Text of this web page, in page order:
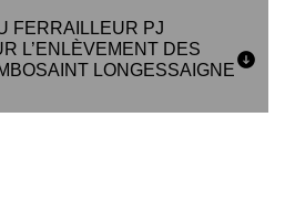
FERRAILLEUR PJ
L’ENLÈVEMENT DES
LONGESSAIGNE